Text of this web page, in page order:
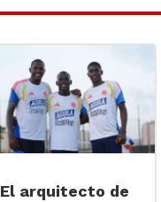
El arquitecto de